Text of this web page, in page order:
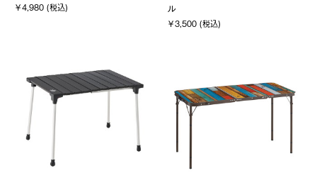
￥4,980 (税込)
ル
￥3,500 (税込)